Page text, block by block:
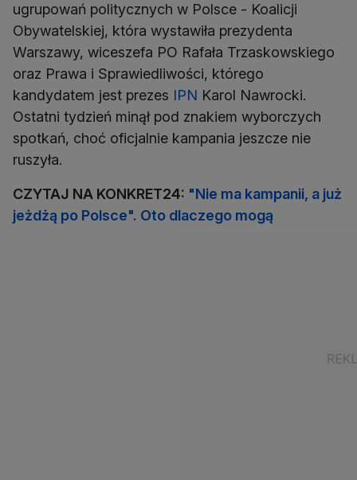
ugrupowań politycznych w Polsce - Koalicji
Obywatelskiej, która wystawiła prezydenta
Warszawy, wiceszefa PO Rafała Trzaskowskiego
oraz Prawa i Sprawiedliwości, którego
kandydatem jest prezes IPN Karol Nawrocki.
Ostatni tydzień minął pod znakiem wyborczych
spotkań, choć oficjalnie kampania jeszcze nie
ruszyła.
CZYTAJ NA KONKRET24: "Nie ma kampanii, a już
jeżdżą po Polsce". Oto dlaczego mogą